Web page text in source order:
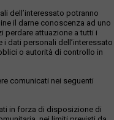
dell’interessato potranno
il darne conoscenza ad uno
perdare attuazione a tutti i
dati personali dell’interessato
o autorità di controllo in
comunicati nei seguenti
in forza di disposizione di